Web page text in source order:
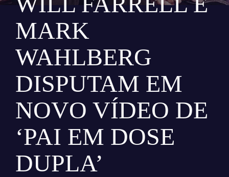
MARK
WAHLBERG
DISPUTAM EM
NOVO VÍDEO DE
‘PAI EM DOSE
DUPLA’